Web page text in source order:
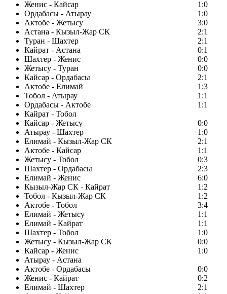
Женис - Кайсар
1:0
Ордабасы - Атырау
1:0
Актобе - Жетысу
3:0
Астана - Кызыл-Жар СК
2:1
Туран - Шахтер
2:1
Кайрат - Астана
0:1
Шахтер - Женис
0:0
Жетысу - Туран
0:0
Кайсар - Ордабасы
2:1
Актобе - Елимай
1:3
Тобол - Атырау
1:1
Ордабасы - Актобе
1:1
Кайрат - Тобол
Кайсар - Жетысу
0:0
Атырау - Шахтер
1:0
Елимай - Кызыл-Жар СК
2:1
Актобе - Кайсар
1:1
Жетысу - Тобол
0:3
Шахтер - Ордабасы
2:3
Елимай - Женис
6:0
Кызыл-Жар СК - Кайрат
1:2
Тобол - Кызыл-Жар СК
1:2
Актобе - Тобол
3:4
Елимай - Жетысу
1:1
Елимай - Кайрат
1:1
Шахтер - Тобол
1:0
Жетысу - Кызыл-Жар СК
0:0
Кайсар - Женис
1:0
Атырау - Астана
Актобе - Ордабасы
0:0
Женис - Кайрат
0:2
Елимай - Шахтер
2:1